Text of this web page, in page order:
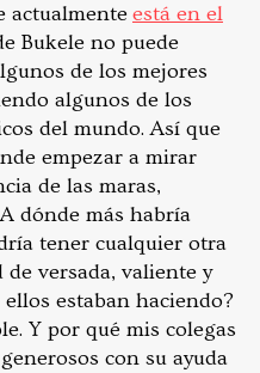
actualmenteestá en el
Bukele no puede
de los mejores
algunos de los
del mundo. Así que
empezar a mirar
de las maras,
dónde más habría
tener cualquier otra
versada, valiente y
estaban haciendo?
Y por qué mis colegas
con su ayuda